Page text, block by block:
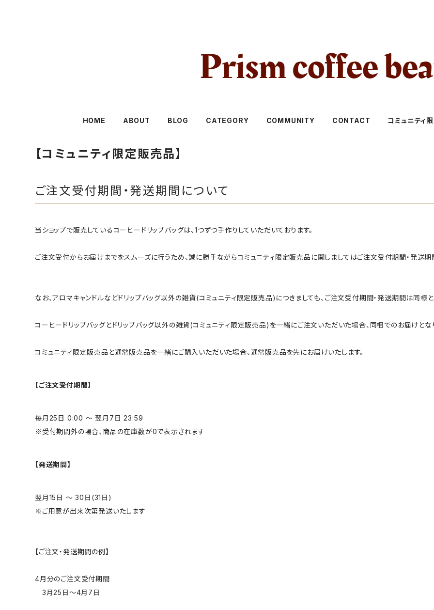
HOME ABOUT BLOG CATEGORY COMMUNITY CONTACT コミュニティ
【コミュニティ限定販売品】
ご注文受付期間・発送期間について
当ショップで販売しているコーヒードリップバッグは、1つずつ手作りしていただいております。
ご注文受付からお届けまでをスムーズに行うため、誠に勝手ながらコミュニティ限定販売品に関しましてはご注文受付期間・発送期
なお、アロマキャンドルなどドリップバッグ以外の雑貨(コミュニティ限定販売品)につきましても、ご注文受付期間・発送期間は同様と
コーヒードリップバッグとドリップバッグ以外の雑貨(コミュニティ限定販売品)を一緒にご注文いただいた場合、同梱でのお届けとな
コミュニティ限定販売品と通常販売品を一緒にご購入いただいた場合、通常販売品を先にお届けいたします。
【ご注文受付期間】
毎月25日 0:00 ～ 翌月7日 23:59
※受付期間外の場合、商品の在庫数が0で表示されます
【発送期間】
翌月15日 ～ 30日(31日)
※ご用意が出来次第発送いたします
【ご注文・発送期間の例】
4月分のご注文受付期間
3月25日～4月7日